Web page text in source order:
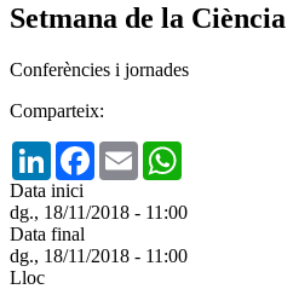
Setmana de la
Conferències i jornades
Comparteix:
LinkedInFacebook
Email
Data inici
dg., 18/11/2018 - 11:00
Data final
dg., 18/11/2018 - 11:00
Lloc